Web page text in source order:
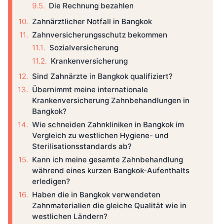
Die Rechnung bezahlen
Zahnärztlicher Notfall in Bangkok
Zahnversicherungsschutz bekommen
Sozialversicherung
Krankenversicherung
Sind Zahnärzte in Bangkok qualifiziert?
Übernimmt meine internationale
Krankenversicherung Zahnbehandlungen in
Bangkok?
Wie schneiden Zahnkliniken in Bangkok im
Vergleich zu westlichen Hygiene- und
Sterilisationsstandards ab?
Kann ich meine gesamte Zahnbehandlung
während eines kurzen Bangkok-Aufenthalts
erledigen?
Haben die in Bangkok verwendeten
Zahnmaterialien die gleiche Qualität wie in
westlichen Ländern?